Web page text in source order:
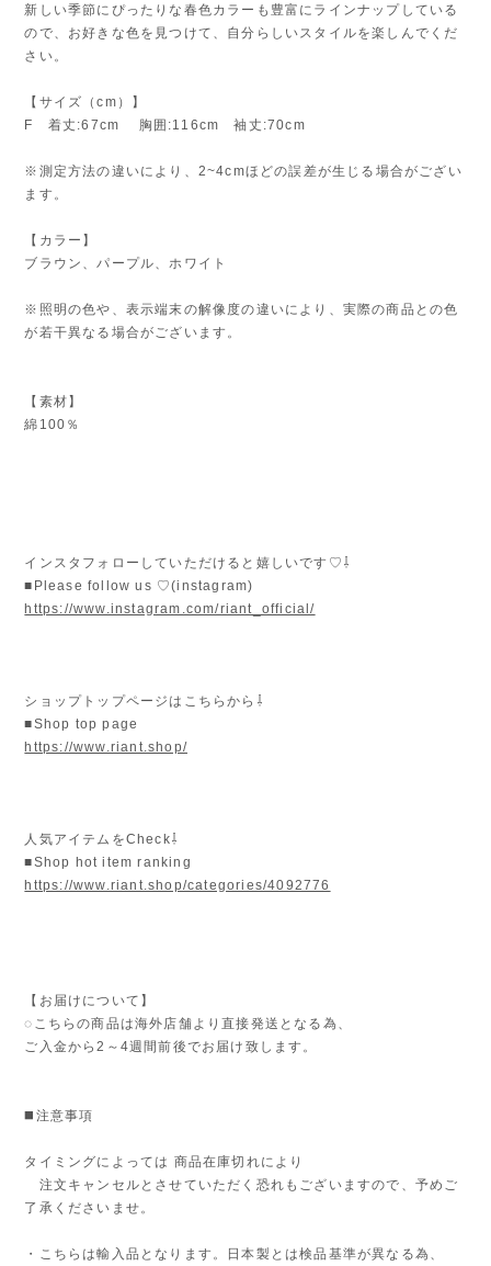
新しい季節にぴったりな春色カラーも豊富にラインナップしている
ので、お好きな色を見つけて、自分らしいスタイルを楽しんでくだ
さい。
【サイズ（cm）】
F 着丈:67cm 胸囲:116cm 袖丈:70cm
※測定方法の違いにより、2~4cmほどの誤差が生じる場合がござい
ます。
【カラー】
ブラウン、パープル、ホワイト
※照明の色や、表示端末の解像度の違いにより、実際の商品との色
が若干異なる場合がございます。
【素材】
綿100％
インスタフォローしていただけると嬉しいです♡⇩
■Please follow us ♡(instagram)
https://www.instagram.com/riant_official/
ショップトップページはこちらから⇩
■Shop top page
https://www.riant.shop/
人気アイテムをCheck⇩
■Shop hot item ranking
https://www.riant.shop/categories/4092776
【お届けについて】
◌こちらの商品は海外店舗より直接発送となる為、
ご入金から2～4週間前後でお届け致します。
◼️注意事項
タイミングによっては 商品在庫切れにより
注文キャンセルとさせていただく恐れもございますので、予めご
了承くださいませ。
・こちらは輸入品となります。日本製とは検品基準が異なる為、